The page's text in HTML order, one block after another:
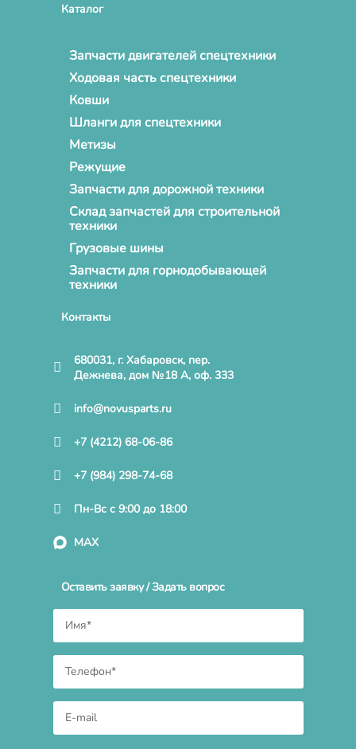
Каталог
Запчасти двигателей спецтехники
Ходовая часть спецтехники
Ковши
Шланги для спецтехники
Метизы
Режущие
Запчасти для дорожной техники
Склад запчастей для строительной
техники
Грузовые шины
Запчасти для горнодобывающей
техники
Контакты
680031, г. Хабаровск, пер.
Дежнева, дом №18 А, оф. 333
info@novusparts.ru
+7 (4212) 68-06-86
+7 (984) 298-74-68
Пн-Вс с 9:00 до 18:00
MAX
Оставить заявку / Задать вопрос